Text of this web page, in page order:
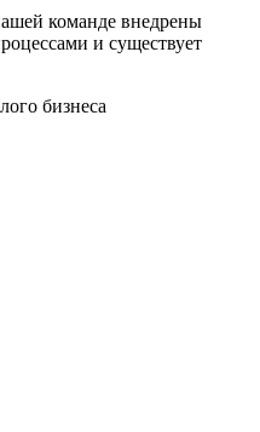
команде внедрены
и существует
бизнеса